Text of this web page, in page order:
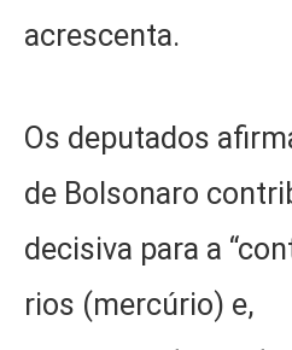
acrescenta.
Os deputados
de Bolsonaro
decisiva para a
rios (mercúrio) e,